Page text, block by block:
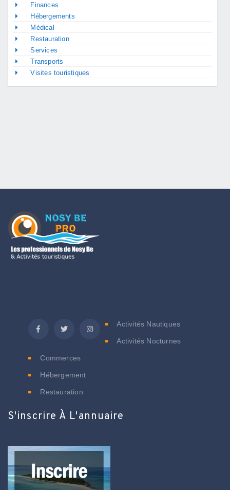
Finances
Hébergements
Médical
Restauration
Services
Transports
Visites touristiques
Activités Nautiques
Activités Nocturnes
Commerces
Hébergement
Restauration
S'inscrire À L'annuaire